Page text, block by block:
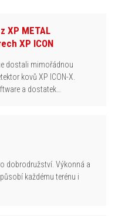
XP METAL
XP ICON
dostali mimořádnou
kovů XP ICON-X.
a dostatek…
dobrodružství. Výkonná a
každému terénu i